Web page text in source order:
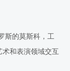
斯的莫斯科，工
和表演领域交互